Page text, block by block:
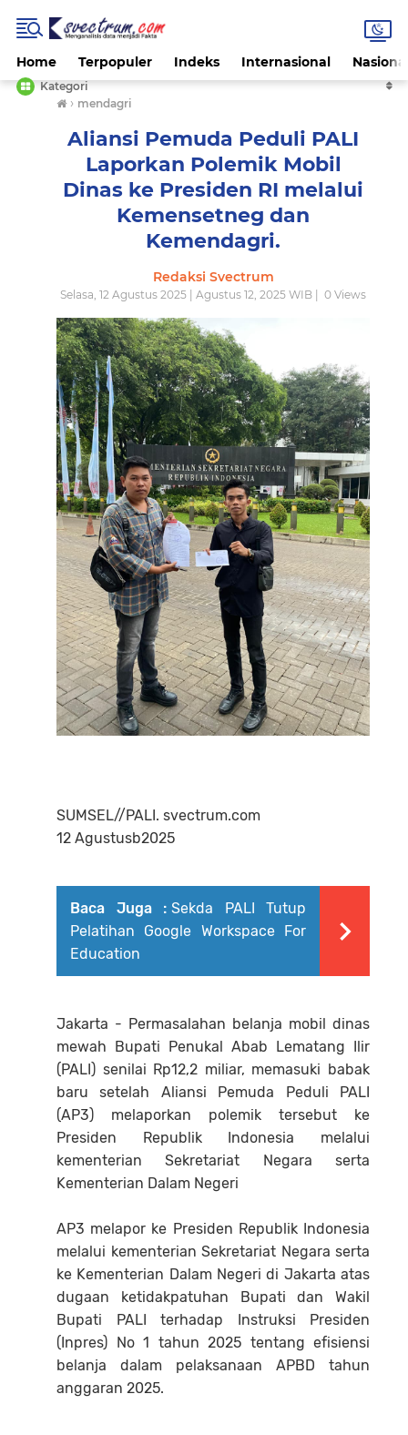
Home Terpopuler Indeks Internasional
Kategori
› mendagri
Aliansi Pemuda Peduli PALI
Laporkan Polemik Mobil
Dinas ke Presiden RI melalui
Kemensetneg dan
Kemendagri.
Redaksi Svectrum
Selasa, 12 Agustus 2025 | Agustus 12, 2025 WIB | 0 Views
SUMSEL//PALI. svectrum.com
12 Agustusb2025
Baca Juga : Sekda PALI Tutup
Pelatihan Google Workspace For
Education
Jakarta - Permasalahan belanja mobil dinas
mewah Bupati Penukal Abab Lematang Ilir
(PALI) senilai Rp12,2 miliar, memasuki babak
baru setelah Aliansi Pemuda Peduli PALI
(AP3) melaporkan polemik tersebut ke
Presiden Republik Indonesia melalui
kementerian Sekretariat Negara serta
Kementerian Dalam Negeri
AP3 melapor ke Presiden Republik Indonesia
melalui kementerian Sekretariat Negara serta
ke Kementerian Dalam Negeri di Jakarta atas
dugaan ketidakpatuhan Bupati dan Wakil
Bupati PALI terhadap Instruksi Presiden
(Inpres) No 1 tahun 2025 tentang efisiensi
belanja dalam pelaksanaan APBD tahun
anggaran 2025.